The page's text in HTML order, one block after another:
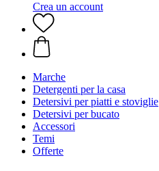
Crea un account
Marche
Detergenti per la casa
Detersivi per piatti e stoviglie
Detersivi per bucato
Accessori
Temi
Offerte